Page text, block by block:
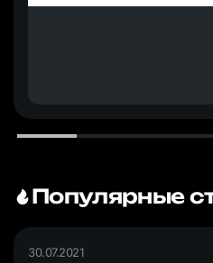
Популярные
30.07.2021